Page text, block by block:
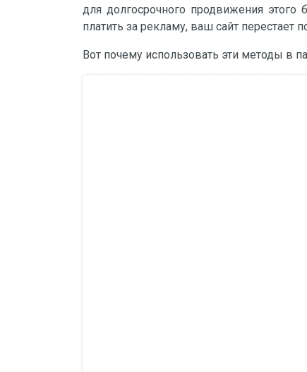
для долгосрочного продвижения этого
платить за рекламу, ваш сайт перестает
Вот почему использовать эти методы в